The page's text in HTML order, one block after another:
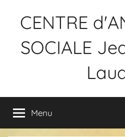
CENTRE
SOCIALE
Menu